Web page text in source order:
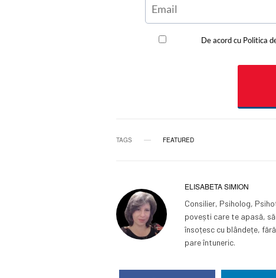
TAGS FEATURED
ELISABETA SIMION
Consilier, Psiholog,
povești care te apasă,
însoțesc cu blândețe,
pare întuneric.